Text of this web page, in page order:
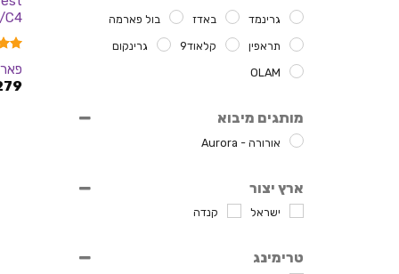
גרינמד באדז בול פארמה
תראפין קלאוד9 גרינקום
OLAM
מותגים מיבוא
אורורה - Aurora
ארץ יצור
ישראל קנדה
טרימינג
C4